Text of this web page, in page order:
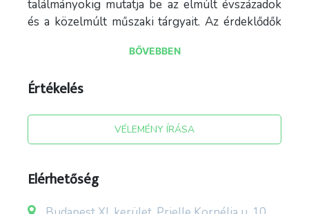
találmányokig mutatja be az elmúlt évszázadok
és a közelmúlt műszaki tárgyait. Az érdeklődők
nyitva áll, ahol a látogatók interaktívan
évének legfontosabb stádiumait.
AMűszaki TanulmánytárMagyarország egyik
legkülönösebb kiállítóhelye, mely annak
rendelkezik állandó kiállítóteremmel.
BŐVEBBEN
Értékelés
VÉLEMÉNY ÍRÁSA
Elérhetőség